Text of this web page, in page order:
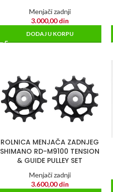
Menjači zadnji
3.000,00din
DODAJ U KORPU
ROLNICA MENJAČA ZADNJEG
SHIMANO RD-M9100 TENSION
& GUIDE PULLEY SET
Menjači zadnji
3.600,00din